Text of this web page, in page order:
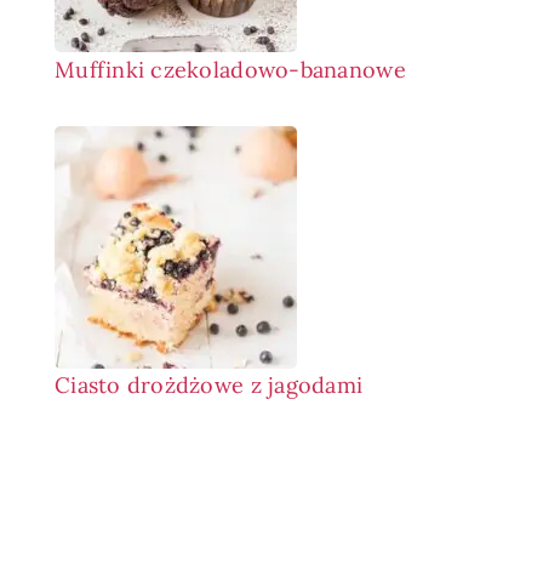
Muffinki czekoladowo-bananowe
Ciasto drożdżowe z jagodami